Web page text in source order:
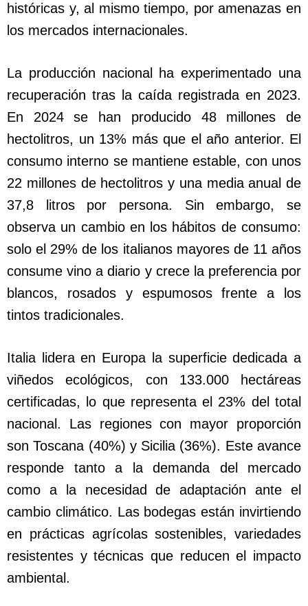
históricas y, al mismo tiempo, por amenazas en
los mercados internacionales.
La producción nacional ha experimentado una
recuperación tras la caída registrada en 2023.
En 2024 se han producido 48 millones de
hectolitros, un 13% más que el año anterior. El
consumo interno se mantiene estable, con unos
22 millones de hectolitros y una media anual de
37,8 litros por persona. Sin embargo, se
observa un cambio en los hábitos de consumo:
solo el 29% de los italianos mayores de 11 años
consume vino a diario y crece la preferencia por
blancos, rosados y espumosos frente a los
tintos tradicionales.
Italia lidera en Europa la superficie dedicada a
viñedos ecológicos, con 133.000 hectáreas
certificadas, lo que representa el 23% del total
nacional. Las regiones con mayor proporción
son Toscana (40%) y Sicilia (36%). Este avance
responde tanto a la demanda del mercado
como a la necesidad de adaptación ante el
cambio climático. Las bodegas están invirtiendo
en prácticas agrícolas sostenibles, variedades
resistentes y técnicas que reducen el impacto
ambiental.